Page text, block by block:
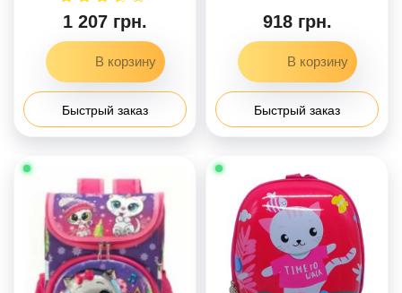
1 207 грн.
Быстрый заказ
918 грн.
Быстрый заказ